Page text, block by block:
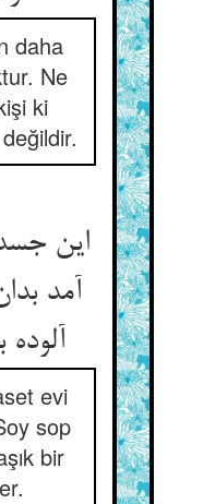
daha
Ne
ki
این
آمد
evi
sop
bir